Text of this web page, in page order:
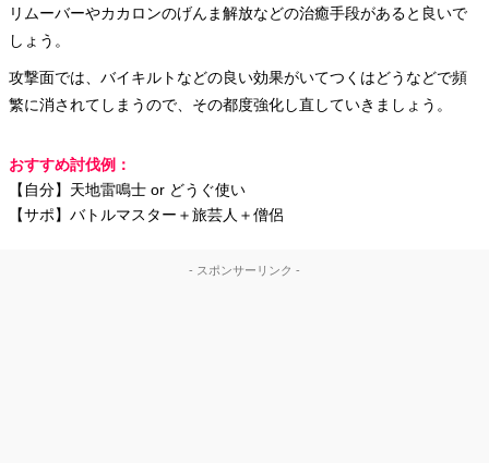
リムーバーやカカロンのげんま解放などの治癒手段があると良いで
しょう。
攻撃面では、バイキルトなどの良い効果がいてつくはどうなどで頻
繁に消されてしまうので、その都度強化し直していきましょう。
おすすめ討伐例：
【自分】天地雷鳴士 or どうぐ使い
【サポ】バトルマスター＋旅芸人＋僧侶
- スポンサーリンク -